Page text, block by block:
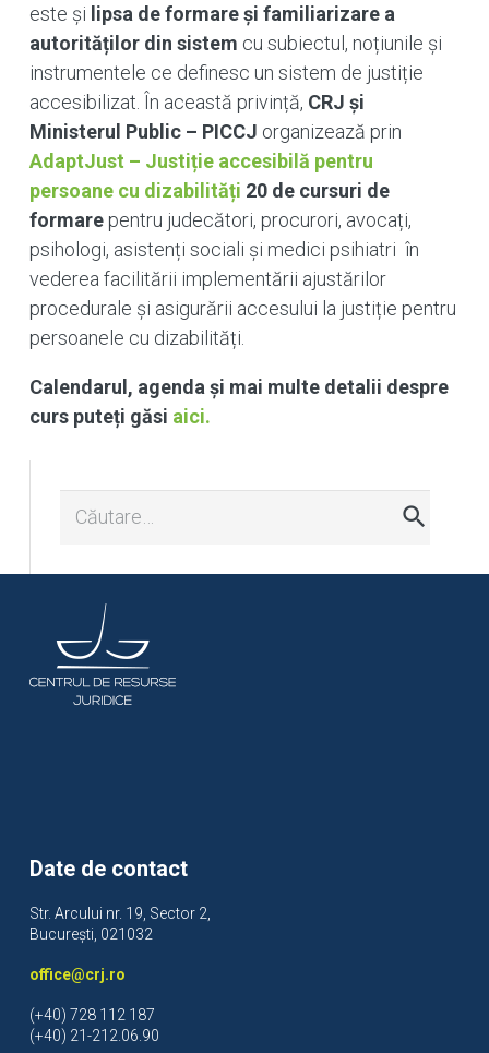
este și lipsa de formare și familiarizare a
autorităților din sistem cu subiectul, noțiunile și
instrumentele ce definesc un sistem de justiție
accesibilizat. În această privință, CRJ și
Ministerul Public – PICCJ organizează prin
AdaptJust – Justiție accesibilă pentru
persoane cu dizabilități 20 de cursuri de
formare pentru judecători, procurori, avocați,
psihologi, asistenți sociali și medici psihiatri în
vederea facilitării implementării ajustărilor
procedurale și asigurării accesului la justiție pentru
persoanele cu dizabilități.
Calendarul, agenda și mai multe detalii despre
curs puteți găsi aici.
Date de contact
Str. Arcului nr. 19, Sector 2,
București, 021032
office@crj.ro
(+40) 728 112 187
(+40) 21-212.06.90